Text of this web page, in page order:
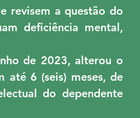
revisem a questão do
deficiência mental,
de 2023, alterou o
6 (seis) meses, de
do dependente